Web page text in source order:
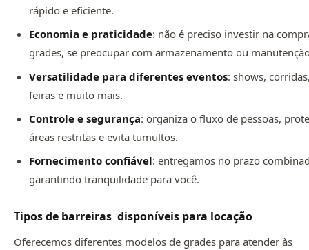
rápido e eficiente.
Economia e praticidade: não é preciso investir na
grades, se preocupar com armazenamento ou
Versatilidade para diferentes eventos: shows,
feiras e muito mais.
Controle e segurança: organiza o fluxo de pessoas,
áreas restritas e evita tumultos.
Fornecimento confiável: entregamos no prazo
garantindo tranquilidade para você.
Tipos de barreiras disponíveis para locação
Oferecemos diferentes modelos de grades para atender às